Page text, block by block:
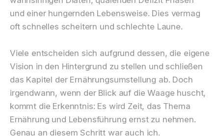
und einer hungernden Lebensweise. Dies vermag
oft schnelles scheitern und schlechte Laune.
Viele entscheiden sich aufgrund dessen, die eigene
Vision in den Hintergrund zu stellen und schließen
das Kapitel der Ernährungsumstellung ab. Doch
irgendwann, wenn der Blick auf die Waage huscht,
kommt die Erkenntnis: Es wird Zeit, das Thema
Ernährung und Lebensführung ernst zu nehmen.
Genau an diesem Schritt war auch ich.